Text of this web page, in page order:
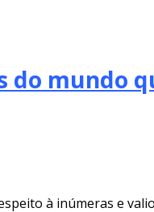
do mundo
à inúmeras e